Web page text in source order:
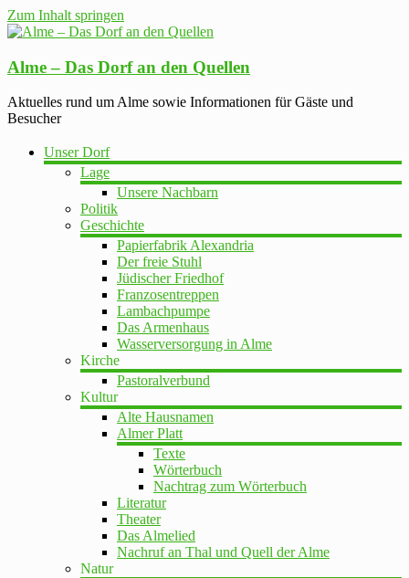
Zum Inhalt springen
Alme – Das Dorf an den Quellen
Aktuelles rund um Alme sowie Informationen für Gäste und
Besucher
Unser Dorf
Lage
Unsere Nachbarn
Politik
Geschichte
Papierfabrik Alexandria
Der freie Stuhl
Jüdischer Friedhof
Franzosentreppen
Lambachpumpe
Das Armenhaus
Wasserversorgung in Alme
Kirche
Pastoralverbund
Kultur
Alte Hausnamen
Almer Platt
Texte
Wörterbuch
Nachtrag zum Wörterbuch
Literatur
Theater
Das Almelied
Nachruf an Thal und Quell der Alme
Natur